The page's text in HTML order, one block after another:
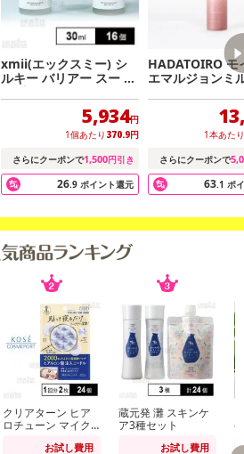
xmii(エックスミー) シ
ルキー バリアー スー ア
ンプル 30ml
5,934円
1個あたり 370.9円
さらにクーポンで1,500円引き
26.9 ポイント還元
HADATOIRO モ
エマルジョンミ
ml 12本入り
1本あたり
さらにクーポンで
63.1 ポ
クリアターン ヒア
ロチューン マイク
分(2枚入)お試し費用
蔵元発 灘 スキンケ
ア3種セット
お試し費用